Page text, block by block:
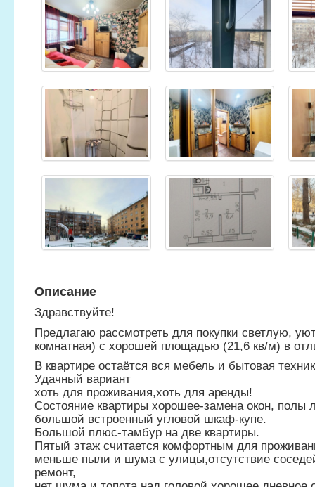
Описание
Здравствуйте!
Предлагаю рассмотреть для покупки светлую,
комнатная) с хорошей площадью (21,6 кв/м) в
В квартире остаётся вся мебель и бытовая
Удачный вариант
хоть для проживания,хоть для аренды!
Состояние квартиры хорошее-замена окон, полы
большой встроенный угловой шкаф-купе.
Большой плюс-тамбур на две квартиры.
Пятый этаж считается комфортным для
меньше пыли и шума с улицы,отсутствие
ремонт,